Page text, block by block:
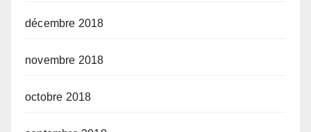
décembre 2018
novembre 2018
octobre 2018